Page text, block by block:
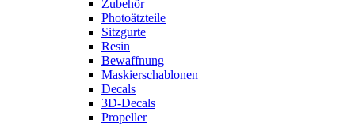
Zubehör
Photoätzteile
Sitzgurte
Resin
Bewaffnung
Maskierschablonen
Decals
3D-Decals
Propeller